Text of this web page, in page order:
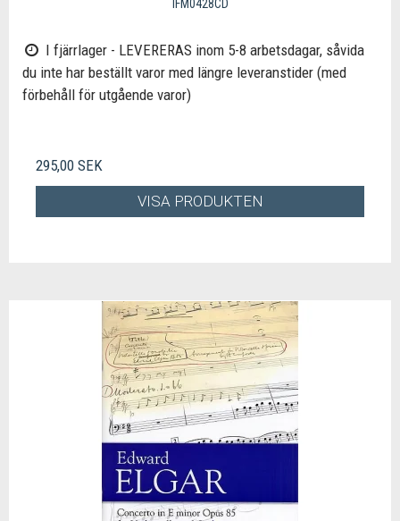
IFM0428CD
I fjärrlager - LEVERERAS inom 5-8 arbetsdagar, såvida
du inte har beställt varor med längre leveranstider (med
förbehåll för utgående varor)
295,00 SEK
VISA PRODUKTEN